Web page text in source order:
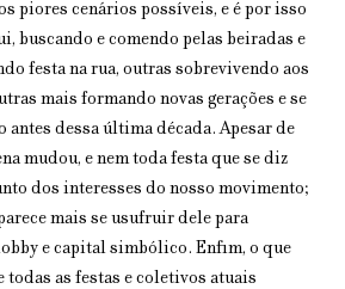
piores cenários possíveis, e é por isso
buscando e comendo pelas beiradas e
festa na rua, outras sobrevivendo aos
mais formando novas gerações e se
antes dessa última década. Apesar de
mudou, e nem toda festa que se diz
dos interesses do nosso movimento;
mais se usufruir dele para
e capital simbólico. Enfim, o que
todas as festas e coletivos atuais